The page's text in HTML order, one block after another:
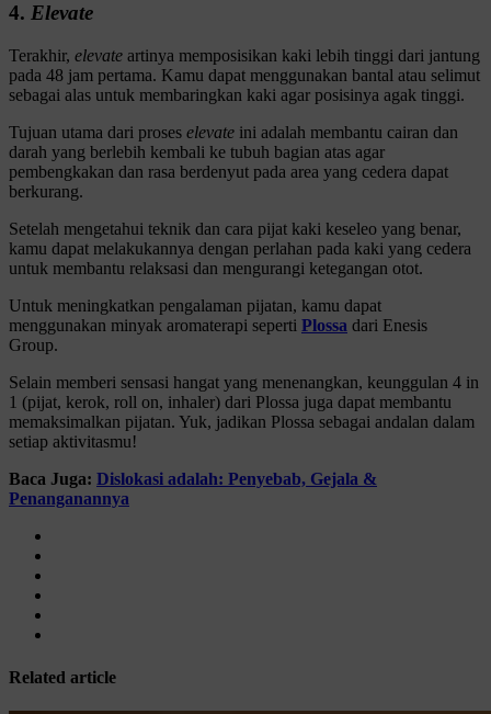
4. Elevate
Terakhir, elevate artinya memposisikan kaki lebih tinggi dari jantung
pada 48 jam pertama. Kamu dapat menggunakan bantal atau selimut
sebagai alas untuk membaringkan kaki agar posisinya agak tinggi.
Tujuan utama dari proses elevate ini adalah membantu cairan dan
darah yang berlebih kembali ke tubuh bagian atas agar
pembengkakan dan rasa berdenyut pada area yang cedera dapat
berkurang.
Setelah mengetahui teknik dan cara pijat kaki keseleo yang benar,
kamu dapat melakukannya dengan perlahan pada kaki yang cedera
untuk membantu relaksasi dan mengurangi ketegangan otot.
Untuk meningkatkan pengalaman pijatan, kamu dapat
menggunakan minyak aromaterapi seperti Plossa dari Enesis
Group.
Selain memberi sensasi hangat yang menenangkan, keunggulan 4 in
1 (pijat, kerok, roll on, inhaler) dari Plossa juga dapat membantu
memaksimalkan pijatan. Yuk, jadikan Plossa sebagai andalan dalam
setiap aktivitasmu!
Baca Juga: Dislokasi adalah: Penyebab, Gejala &
Penanganannya
Related article